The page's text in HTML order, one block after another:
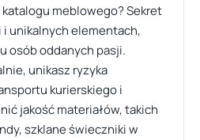
meblowego? Sekret
unikalnych elementach,
osób oddanych pasji.
unikasz ryzyka
kurierskiego i
jakość materiałów, takich
szklane świeczniki w